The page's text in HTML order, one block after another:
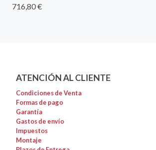
716,80 €
ATENCIÓN AL CLIENTE
Condiciones de Venta
Formas de pago
Garantía
Gastos de envío
Impuestos
Montaje